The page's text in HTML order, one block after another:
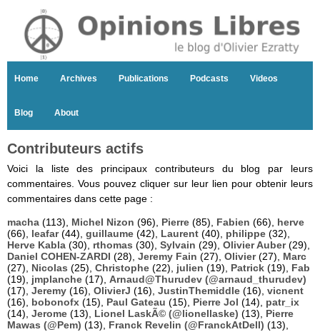
Home Archives Publications Podcasts Videos
Blog About
Contributeurs actifs
Voici la liste des principaux contributeurs du blog par leurs
commentaires. Vous pouvez cliquer sur leur lien pour obtenir leurs
commentaires dans cette page :
macha (113), Michel Nizon (96), Pierre (85), Fabien (66), herve
(66), leafar(44), guillaume (42), Laurent (40), philippe (32),
Herve Kabla (30), rthomas (30), Sylvain (29), Olivier Auber(29),
Daniel COHEN-ZARDI (28), Jeremy Fain (27), Olivier(27), Marc
(27), Nicolas (25), Christophe (22), julien (19), Patrick (19), Fab
(19), jmplanche (17), Arnaud@Thurudev (@arnaud_thurudev)
(17), Jeremy (16), OlivierJ (16), JustinThemiddle (16), vicnent
(16), bobonofx (15), Paul Gateau (15), Pierre Jol (14), patr_ix
(14), Jerome (13), Lionel LaskÃ© (@lionellaske) (13), Pierre
Mawas (@Pem) (13), Franck Revelin (@FranckAtDell) (13),